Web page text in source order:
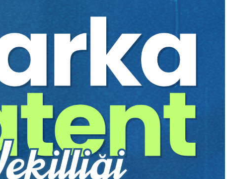
Tüm
(11
Sepete Ekle
Fikri Mülkiyet Hukuku - II. Ticaret
Hukuku Kongresi - XI. Oturum
Video Kaydı
Sepete Ekle
Tüketici Hukuku Enstitüsü